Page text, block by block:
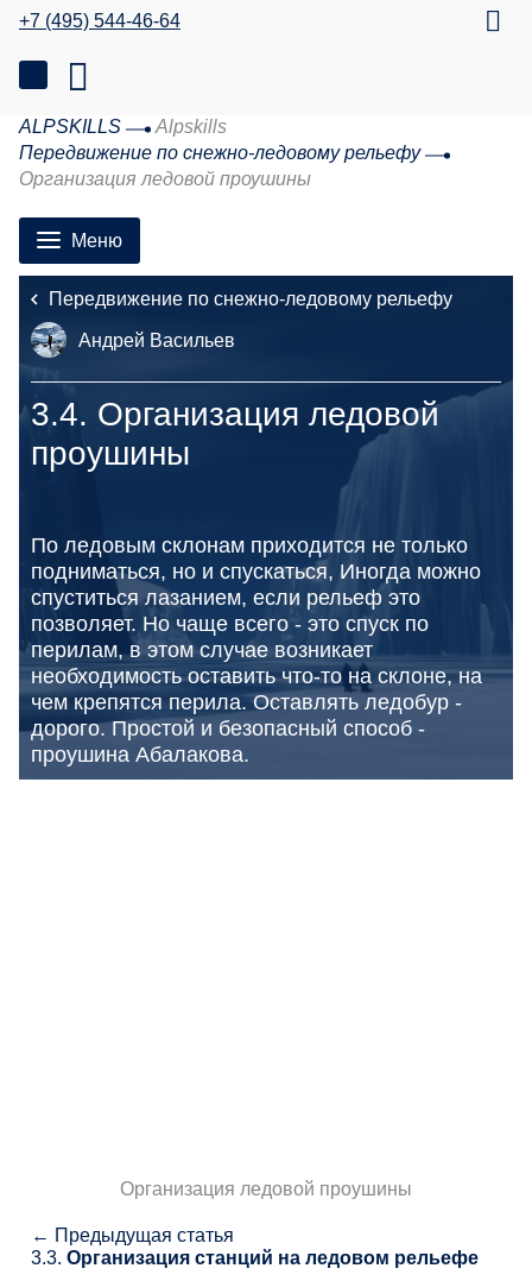
+7 (495) 544-46-64
ALPSKILLS
Alpskills
Передвижение по снежно-ледовому рельефу
Организация ледовой проушины
Меню
Передвижение по снежно-ледовому рельефу
Андрей Васильев
3.4. Организация ледовой
проушины
По ледовым склонам приходится не только
подниматься, но и спускаться, Иногда можно
спуститься лазанием, если рельеф это
позволяет. Но чаще всего - это спуск по
перилам, в этом случае возникает
необходимость оставить что-то на склоне, на
чем крепятся перила. Оставлять ледобур -
дорого. Простой и безопасный способ -
проушина Абалакова.
Организация ледовой проушины
← Предыдущая статья
3.3. Организация станций на ледовом рельефе